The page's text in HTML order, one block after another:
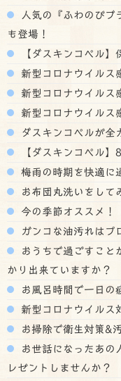
人気の『ふわのびブ
も登場！
【ダスキンコペル
新型コロナウイルス
新型コロナウイルス
新型コロナウイルス
ダスキンコペルが全
【ダスキンコペル】
梅雨の時期を快適に
お布団丸洗いをして
今の季節オススメ！
ガンコな油汚れはプ
おうちで過ごすこと
かり出来ていますか？
お風呂時間で一日の
新型コロナウイルス
お掃除で衛生対策&
お世話になったあの
レゼントしませんか？